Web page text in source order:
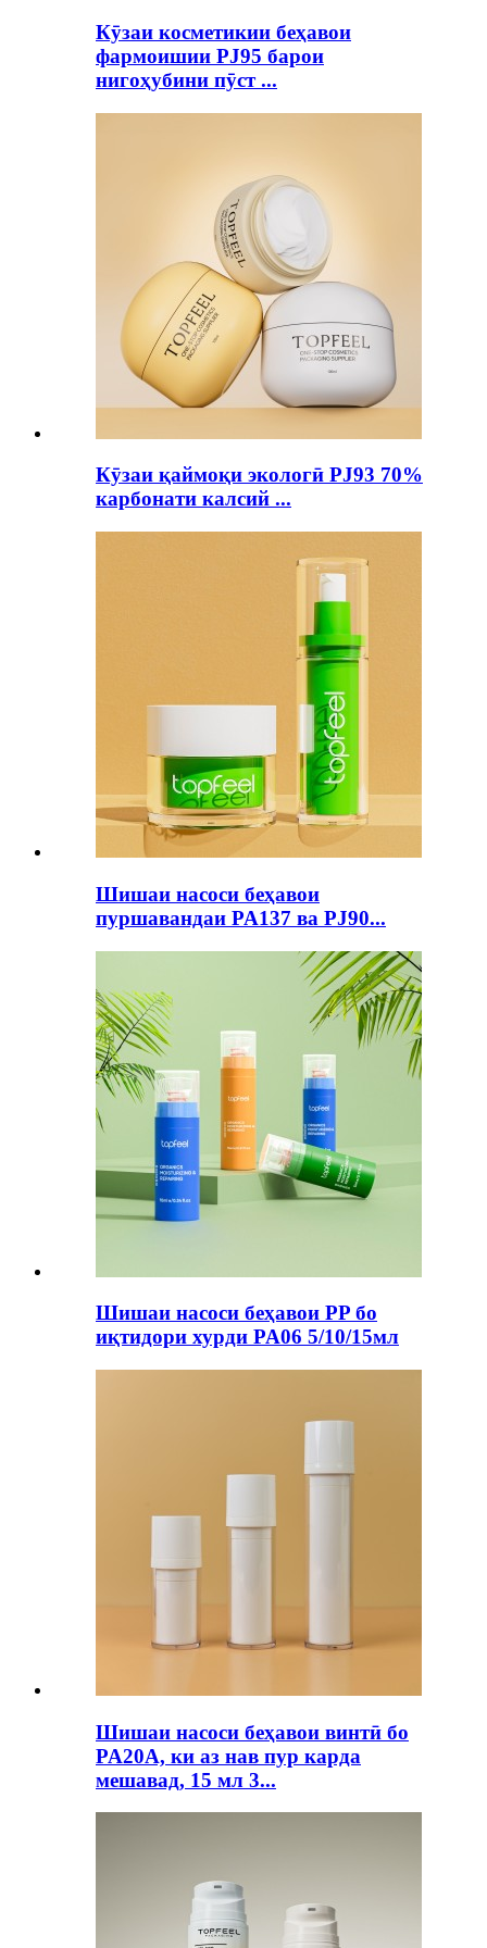
Кӯзаи косметикии беҳавои
фармоишии PJ95 барои
нигоҳубини пӯст ...
Кӯзаи қаймоқи экологӣ PJ93 70%
карбонати калсий ...
Шишаи насоси беҳавои
пуршавандаи PA137 ва PJ90...
Шишаи насоси беҳавои PP бо
иқтидори хурди PA06 5/10/15мл
Шишаи насоси беҳавои винтӣ бо
PA20A, ки аз нав пур карда
мешавад, 15 мл 3...